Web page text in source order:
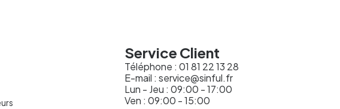
Service Client
Téléphone : 01 81 22 13 28
E-mail : service@sinful.fr
Lun - Jeu : 09:00 - 17:00
Ven : 09:00 - 15:00